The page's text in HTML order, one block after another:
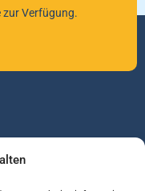
zur Verfügung.
Agrarmarkt.